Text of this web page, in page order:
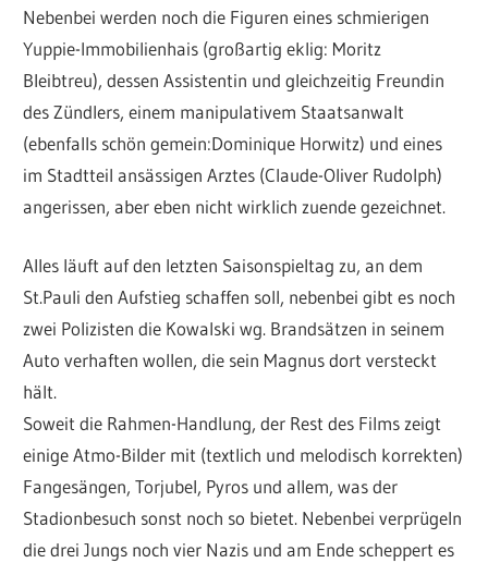
Nebenbei werden noch die Figuren eines schmierigen
Yuppie-Immobilienhais (großartig eklig: Moritz
Bleibtreu), dessen Assistentin und gleichzeitig Freundin
des Zündlers, einem manipulativem Staatsanwalt
(ebenfalls schön gemein:Dominique Horwitz) und eines
im Stadtteil ansässigen Arztes (Claude-Oliver Rudolph)
angerissen, aber eben nicht wirklich zuende gezeichnet.
Alles läuft auf den letzten Saisonspieltag zu, an dem
St.Pauli den Aufstieg schaffen soll, nebenbei gibt es noch
zwei Polizisten die Kowalski wg. Brandsätzen in seinem
Auto verhaften wollen, die sein Magnus dort versteckt
hält.
Soweit die Rahmen-Handlung, der Rest des Films zeigt
einige Atmo-Bilder mit (textlich und melodisch korrekten)
Fangesängen, Torjubel, Pyros und allem, was der
Stadionbesuch sonst noch so bietet. Nebenbei verprügeln
die drei Jungs noch vier Nazis und am Ende scheppert es